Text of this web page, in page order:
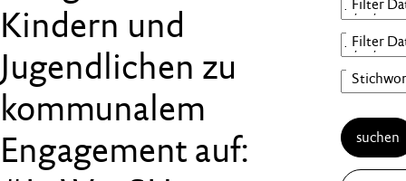
Kindern und
Jugendlichen zu
kommunalem
Engagement auf:
suchen